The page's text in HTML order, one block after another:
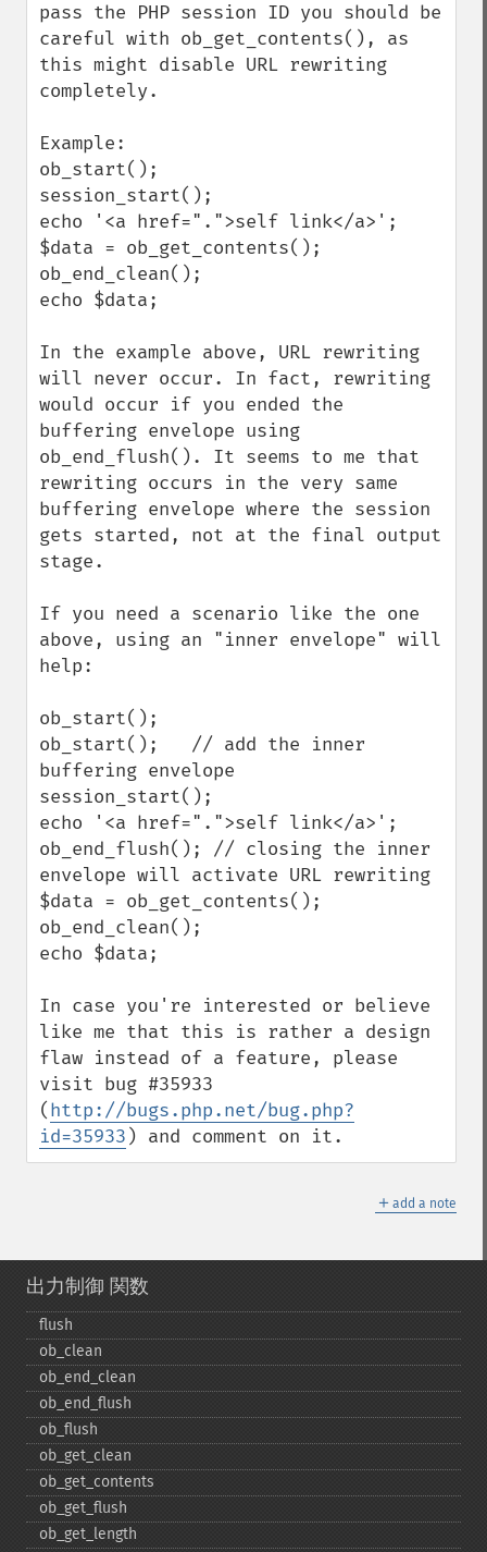
pass the PHP session ID you should be
careful with ob_get_contents(), as
this might disable URL rewriting
completely.
Example:
ob_start();
session_start();
echo '<a href=".">self link</a>';
$data = ob_get_contents();
ob_end_clean();
echo $data;
In the example above, URL rewriting
will never occur. In fact, rewriting
would occur if you ended the
buffering envelope using
ob_end_flush(). It seems to me that
rewriting occurs in the very same
buffering envelope where the session
gets started, not at the final output
stage.
If you need a scenario like the one
above, using an "inner envelope" will
help:
ob_start();
ob_start();   // add the inner
buffering envelope
session_start();
echo '<a href=".">self link</a>';
ob_end_flush(); // closing the inner
envelope will activate URL rewriting
$data = ob_get_contents();
ob_end_clean();
echo $data;
In case you're interested or believe
like me that this is rather a design
flaw instead of a feature, please
visit bug #35933
(http://bugs.php.net/bug.php?
id=35933 ) and comment on it.
＋ add a note
出力制御 関数
flush
ob_​clean
ob_​end_​clean
ob_​end_​flush
ob_​flush
ob_​get_​clean
ob_​get_​contents
ob_​get_​flush
ob_​get_​length